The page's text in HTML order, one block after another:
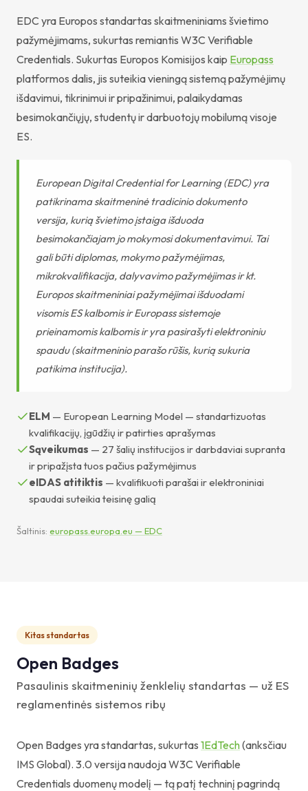
EDC yra Europos standartas skaitmeniniams švietimo
pažymėjimams, sukurtas remiantis W3C Verifiable
Credentials. Sukurtas Europos Komisijos kaip Europass
platformos dalis, jis suteikia vieningą sistemą pažymėjimų
išdavimui, tikrinimui ir pripažinimui, palaikydamas
besimokančiųjų, studentų ir darbuotojų mobilumą visoje
ES.
European Digital Credential for Learning (EDC) yra
patikrinama skaitmeninė tradicinio dokumento
versija, kurią švietimo įstaiga išduoda
besimokančiajam jo mokymosi dokumentavimui. Tai
gali būti diplomas, mokymo pažymėjimas,
mikrokvalifikacija, dalyvavimo pažymėjimas ir kt.
Europos skaitmeniniai pažymėjimai išduodami
visomis ES kalbomis ir Europass sistemoje
prieinamomis kalbomis ir yra pasirašyti elektroniniu
spaudu (skaitmeninio parašo rūšis, kurią sukuria
patikima institucija).
ELM — European Learning Model — standartizuotas
kvalifikacijų, įgūdžių ir patirties aprašymas
Sąveikumas — 27 šalių institucijos ir darbdaviai supranta
ir pripažįsta tuos pačius pažymėjimus
eIDAS atitiktis — kvalifikuoti parašai ir elektroniniai
spaudai suteikia teisinę galią
Šaltinis: europass.europa.eu — EDC
Kitas standartas
Open Badges
Pasaulinis skaitmeninių ženklelių standartas — už ES
reglamentinės sistemos ribų
Open Badges yra standartas, sukurtas 1EdTech(anksčiau
IMS Global). 3.0 versija naudoja W3C Verifiable
Credentials duomenų modelį — tą patį techninį pagrindą